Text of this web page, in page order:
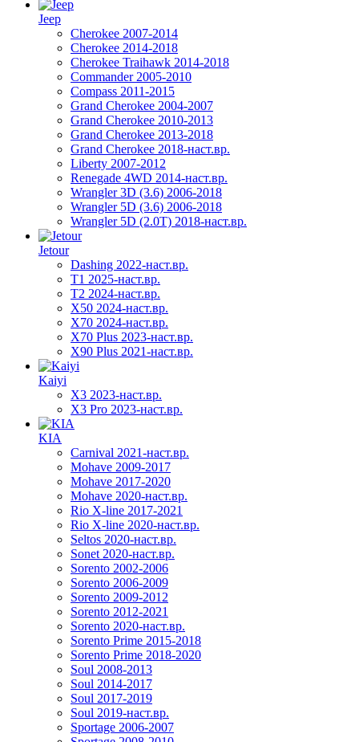
Jeep
Cherokee 2007-2014
Cherokee 2014-2018
Cherokee Traihawk 2014-2018
Commander 2005-2010
Compass 2011-2015
Grand Cherokee 2004-2007
Grand Cherokee 2010-2013
Grand Cherokee 2013-2018
Grand Cherokee 2018-наст.вр.
Liberty 2007-2012
Renegade 4WD 2014-наст.вр.
Wrangler 3D (3.6) 2006-2018
Wrangler 5D (3.6) 2006-2018
Wrangler 5D (2.0T) 2018-наст.вр.
Jetour
Dashing 2022-наст.вр.
T1 2025-наст.вр.
T2 2024-наст.вр.
X50 2024-наст.вр.
X70 2024-наст.вр.
X70 Plus 2023-наст.вр.
X90 Plus 2021-наст.вр.
Kaiyi
X3 2023-наст.вр.
X3 Pro 2023-наст.вр.
KIA
Carnival 2021-наст.вр.
Mohave 2009-2017
Mohave 2017-2020
Mohave 2020-наст.вр.
Rio X-line 2017-2021
Rio X-line 2020-наст.вр.
Seltos 2020-наст.вр.
Sonet 2020-наст.вр.
Sorento 2002-2006
Sorento 2006-2009
Sorento 2009-2012
Sorento 2012-2021
Sorento 2020-наст.вр.
Sorento Prime 2015-2018
Sorento Prime 2018-2020
Soul 2008-2013
Soul 2014-2017
Soul 2017-2019
Soul 2019-наст.вр.
Sportage 2006-2007